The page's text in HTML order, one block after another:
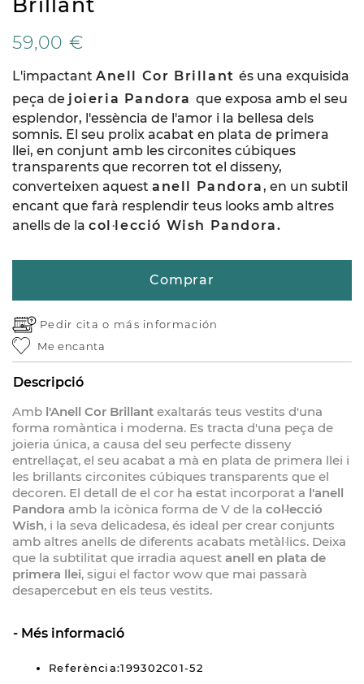
59,00 €
L'impactant Anell Cor Brillantés una exquisida
peça de joieria Pandora que exposa amb el seu
esplendor, l'essència de l'amor i la bellesa dels
somnis. El seu prolix acabat en plata de primera
llei, en conjunt amb les circonites cúbiques
transparents que recorren tot el disseny,
converteixen aquest anell Pandora, en un subtil
encant que farà resplendir teus looks amb altres
anells de la col·lecció Wish Pandora.
Comprar
Pedir cita o más información
Me encanta
Descripció
Amb l'Anell Cor Brillant exaltarás teus vestits d'una
forma romàntica i moderna. Es tracta d'una peça de
joieria única, a causa del seu perfecte disseny
entrellaçat, el seu acabat a mà en plata de primera llei i
les brillants circonites cúbiques transparents que el
decoren. El detall de el cor ha estat incorporat a l'anell
Pandora amb la icònica forma de V de la col·lecció
Wish, i la seva delicadesa, és ideal per crear conjunts
amb altres anells de diferents acabats metàl·lics. Deixa
que la subtilitat que irradia aquest anell en plata de
primera llei, sigui el factor wow que mai passarà
desapercebut en els teus vestits.
Més informació
Referència:199302C01-52